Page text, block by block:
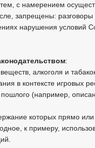
с намерением
запрещены:
нарушения условий
:
алкоголя и
в контексте игровых
(например,
которых прямо
к примеру,